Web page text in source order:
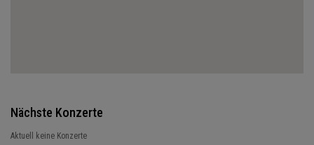
Nächste Konzerte
Aktuell keine Konzerte